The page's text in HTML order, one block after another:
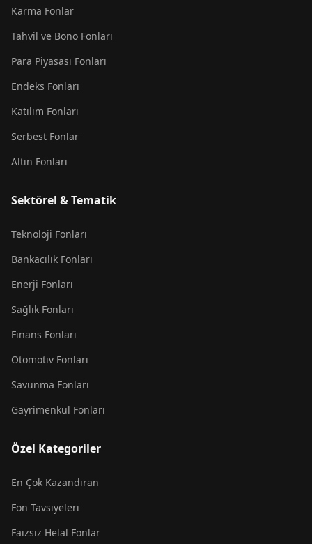
Karma Fonlar
Tahvil ve Bono Fonları
Para Piyasası Fonları
Endeks Fonları
Katılım Fonları
Serbest Fonlar
Altın Fonları
Sektörel & Tematik
Teknoloji Fonları
Bankacılık Fonları
Enerji Fonları
Sağlık Fonları
Finans Fonları
Otomotiv Fonları
Savunma Fonları
Gayrimenkul Fonları
Özel Kategoriler
En Çok Kazandıran
Fon Tavsiyeleri
Faizsiz Helal Fonlar